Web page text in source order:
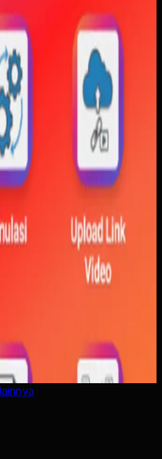
berubah langsung saat
mahasiswa bisa melihat
secara lebih konkret.
lainnya